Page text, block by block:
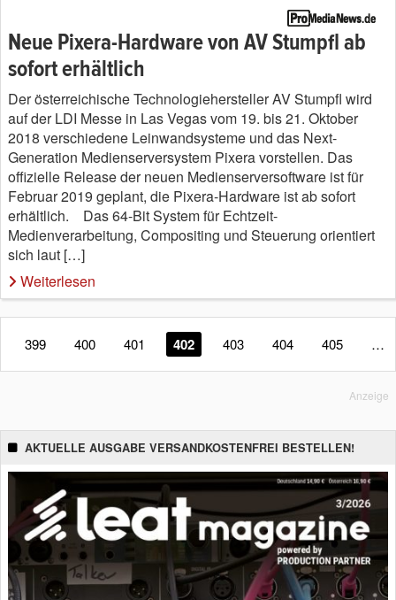
Neue Pixera-Hardware von AV Stumpfl ab
sofort erhältlich
Der österreichische Technologiehersteller AV Stumpfl wird
auf der LDI Messe in Las Vegas vom 19. bis 21. Oktober
2018 verschiedene Leinwandsysteme und das Next-
Generation Medienserversystem Pixera vorstellen. Das
offizielle Release der neuen Medienserversoftware ist für
Februar 2019 geplant, die Pixera-Hardware ist ab sofort
erhältlich. Das 64-Bit System für Echtzeit-
Medienverarbeitung, Compositing und Steuerung orientiert
sich laut […]
Weiterlesen
399 400 401 402 403 404 405 …
Anzeige
AKTUELLE AUSGABE VERSANDKOSTENFREI BESTELLEN!